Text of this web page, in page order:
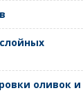
оливок и